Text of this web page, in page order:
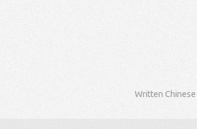
Written Chinese